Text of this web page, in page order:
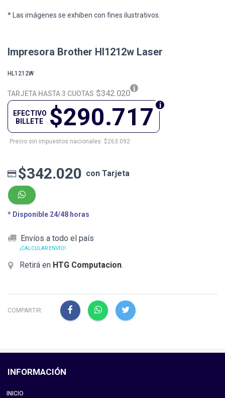
* Las imágenes se exhiben con fines ilustrativos.
Impresora Brother Hl1212w Laser
HL1212W
TARJETA HASTA 3 CUOTAS $342.020
$290.717
EFECTIVO
BILLETE
Precio sin impuestos nacionales: $263.092
$342.020 con Tarjeta
* Disponible 24/48 horas
Envíos a todo el país
¡CALCULAR ENVÍO!
Retirá en HTG Computacion.
COMPARTIR:
INFORMACIÓN
INICIO